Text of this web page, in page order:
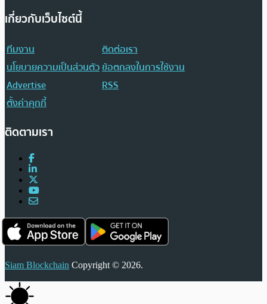
เกี่ยวกับเว็บไซต์นี้
ทีมงาน
ติดต่อเรา
นโยบายความเป็นส่วนตัวข้อตกลงในการใช้งาน
Advertise
RSS
ตั้งค่าคุกกี้
ติดตามเรา
Siam Blockchain Copyright © 2026.